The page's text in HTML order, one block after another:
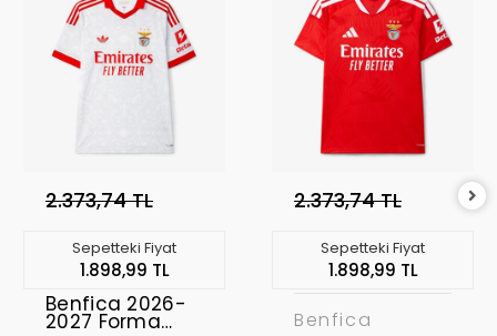
2.373,74 TL
Sepetteki Fiyat
1.898,99 TL
Benfica 2026-
2027 Forma
2.373,74 TL
Sepetteki Fiyat
1.898,99 TL
Benfica